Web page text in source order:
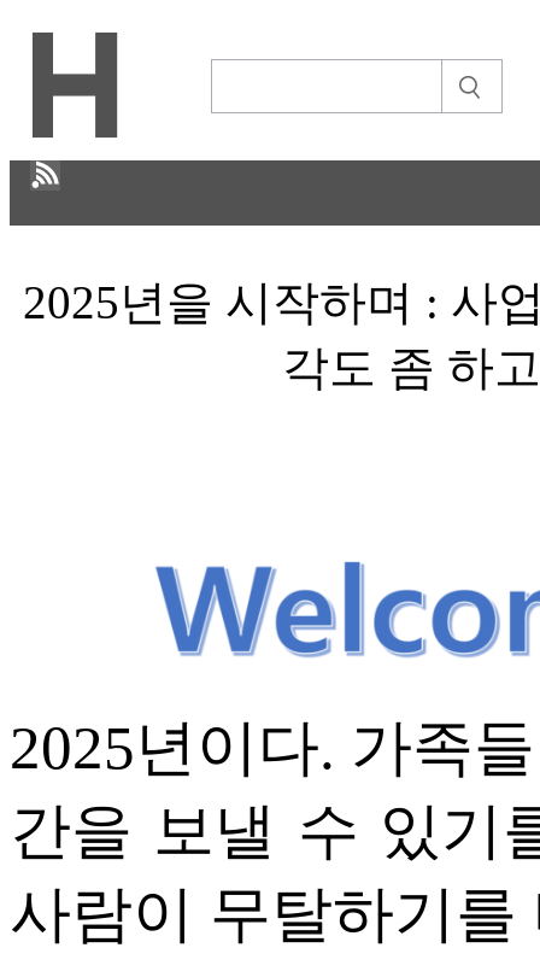
CULTURE
2025년을 시작하며 : 사
각도 좀 하
2025년이다. 가족
간을 보낼 수 있기
사람이 무탈하기를